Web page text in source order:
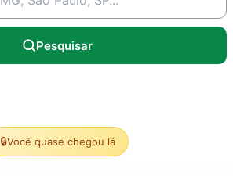
Pesquisar
🔒Você quase chegou lá